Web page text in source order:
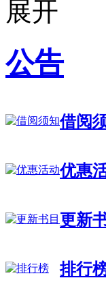
公告
借阅
优惠
更新
排行